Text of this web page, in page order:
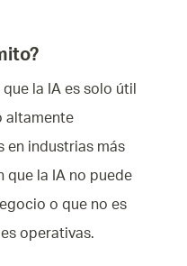
la IA es solo útil
altamente
en industrias más
que la IA no puede
o que no es
operativas.